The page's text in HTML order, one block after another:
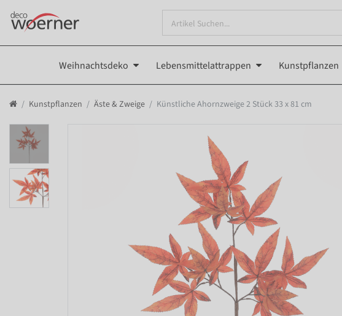
Weihnachtsdeko Lebensmittelattrappen Kunstpflanzen
Kunstpflanzen Äste & Zweige Künstliche Ahornzweige 2 Stück 33 x 81 cm